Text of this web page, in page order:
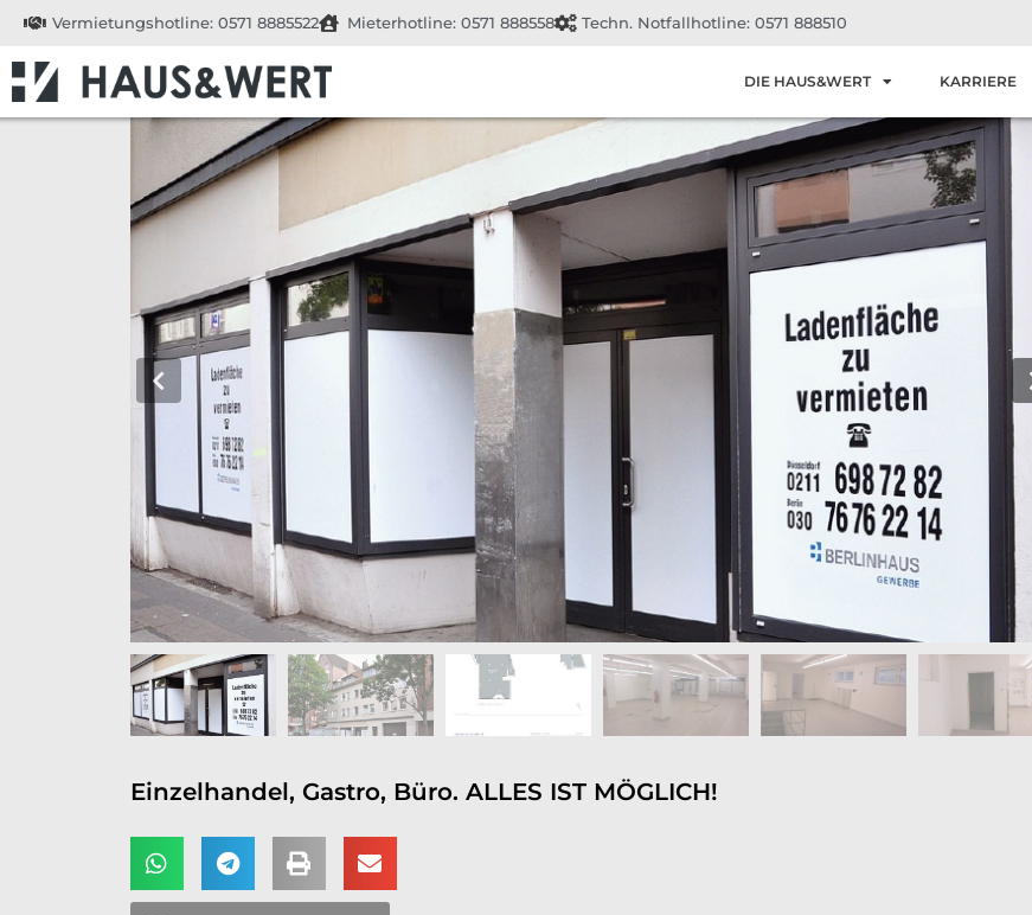
Vermietungshotline: 0571 8885522 Mieterhotline: 0571 888558 Techn. Notfallhotline: 0571 888510
DIE HAUS&WERT KARRIERE
Einzelhandel, Gastro, Büro. ALLES IST MÖGLICH!